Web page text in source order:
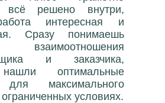
всё решено внутри,
интересная и
Сразу понимаешь
взаимоотношения
и заказчика,
оптимальные
для максимального
условиях.